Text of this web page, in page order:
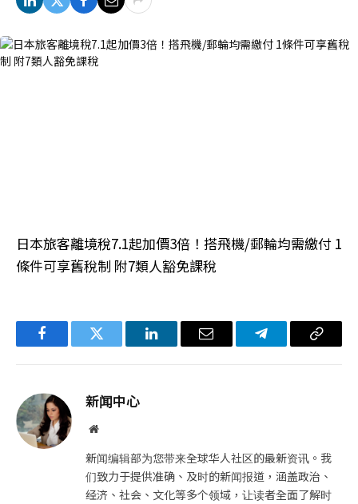
日本旅客離境稅7.1起加價3倍！搭飛機/郵輪均需繳付 1
條件可享舊稅制 附7類人豁免課稅
FacebookTwitter LinkedIn电
Telegram复
新闻中心
网
新闻编辑部为您带来全球华人社区的最新资讯。我
们致力于提供准确、及时的新闻报道，涵盖政治、
经济、社会、文化等多个领域，让读者全面了解时